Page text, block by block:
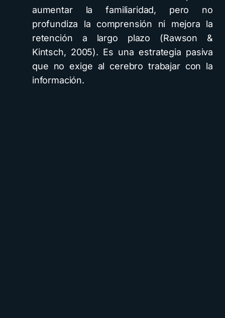
aumentar la familiaridad, pero no
profundiza la comprensión ni mejora la
retención a largo plazo (Rawson &
Kintsch, 2005). Es una estrategia pasiva
que no exige al cerebro trabajar con la
información.